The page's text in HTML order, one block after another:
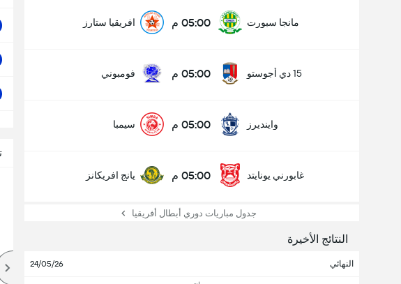
مانجا سبورت 05:00 م افريقيا ستارز
15 دي أجوستو 05:00 م فومبوني
واينديرز 05:00 م سيمبا
غابورني يونايتد 05:00 م يانج افريكانز
جدول مباريات دوري أبطال أفريقيا
النتائج الأخيرة
النهائي 24/05/26
عدد الاهداف (2.5)
إجمالي عدد المصوتين 627
58%